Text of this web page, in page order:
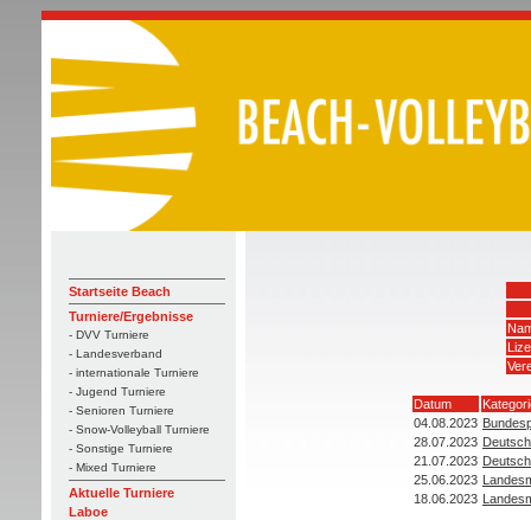
Startseite Beach
Turniere/Ergebnisse
- DVV Turniere
- Landesverband
- internationale Turniere
- Jugend Turniere
- Senioren Turniere
- Snow-Volleyball Turniere
- Sonstige Turniere
- Mixed Turniere
Aktuelle Turniere
Laboe
Datum
04.08.2023
28.07.2023
21.07.2023
25.06.2023
18.06.2023